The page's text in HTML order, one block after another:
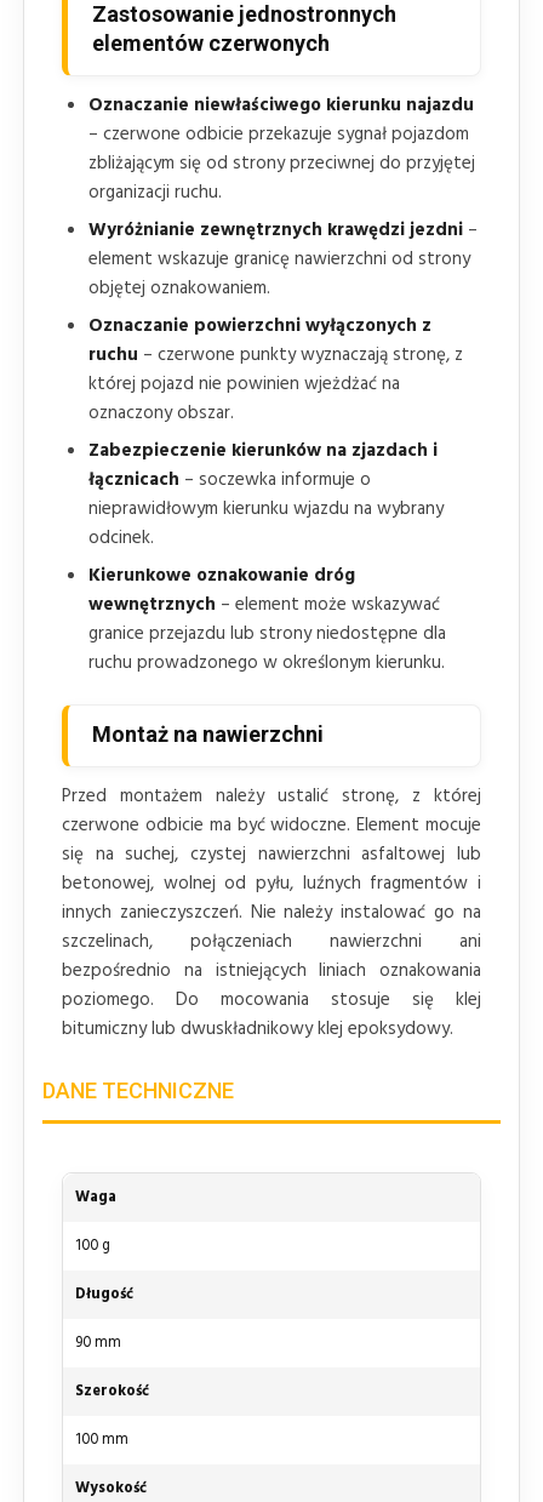
Zastosowanie jednostronnych
elementów czerwonych
Oznaczanie niewłaściwego kierunku najazdu
– czerwone odbicie przekazuje sygnał pojazdom
zbliżającym się od strony przeciwnej do przyjętej
organizacji ruchu.
Wyróżnianie zewnętrznych krawędzi jezdni –
element wskazuje granicę nawierzchni od strony
objętej oznakowaniem.
Oznaczanie powierzchni wyłączonych z
ruchu – czerwone punkty wyznaczają stronę, z
której pojazd nie powinien wjeżdżać na
oznaczony obszar.
Zabezpieczenie kierunków na zjazdach i
łącznicach – soczewka informuje o
nieprawidłowym kierunku wjazdu na wybrany
odcinek.
Kierunkowe oznakowanie dróg
wewnętrznych – element może wskazywać
granice przejazdu lub strony niedostępne dla
ruchu prowadzonego w określonym kierunku.
Montaż na nawierzchni
Przed montażem należy ustalić stronę, z której
czerwone odbicie ma być widoczne. Element mocuje
się na suchej, czystej nawierzchni asfaltowej lub
betonowej, wolnej od pyłu, luźnych fragmentów i
innych zanieczyszczeń. Nie należy instalować go na
szczelinach, połączeniach nawierzchni ani
bezpośrednio na istniejących liniach oznakowania
poziomego. Do mocowania stosuje się klej
bitumiczny lub dwuskładnikowy klej epoksydowy.
DANE TECHNICZNE
Waga
100 g
Długość
90 mm
Szerokość
100 mm
Wysokość